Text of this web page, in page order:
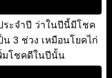
ระจำปี ว่าในปีนี้มีโชค
น 3 ช่วง เหมือนโยคไก่
มโชคดีในปีนั้น